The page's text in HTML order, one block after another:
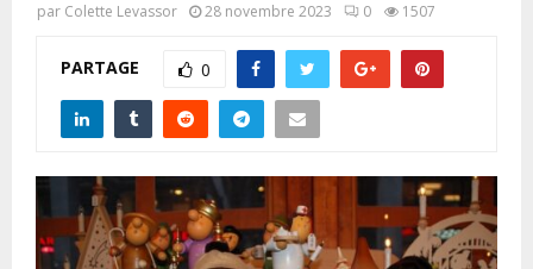
par Colette Levassor 28 novembre 2023 0 1507
PARTAGE 0